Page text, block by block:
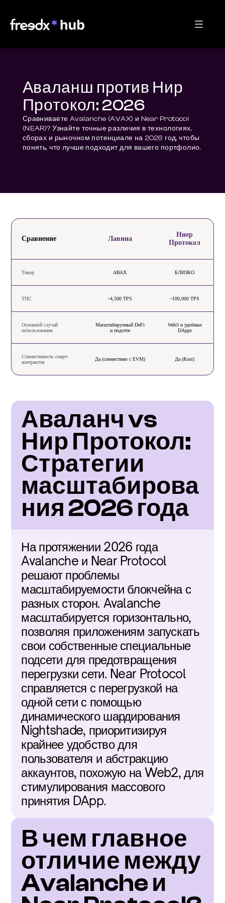
Аваланш против Нир
Протокол: 2026
Сравниваете Avalanche (AVAX) и Near Protocol
(NEAR)? Узнайте точные различия в технологиях,
сборах и рыночном потенциале на 2026 год, чтобы
понять, что лучше подходит для вашего портфолио.
Сравнение Лавина
Ниер
Протокол
Тикер АВАХ БЛИЗКО
ТПС ~4,500 TPS ~100,000 TPS
Основной случай
использования
Масштабируемый DeFi
и подсети
Web3 и удобные
DApps
Совместимость смарт-
контрактов
Да (совместимо с EVM) Да (Rust)
Аваланч vs
Нир Протокол:
Стратегии
масштабирова
ния 2026 года
На протяжении 2026 года
Avalanche и Near Protocol
решают проблемы
масштабируемости блокчейна с
разных сторон. Avalanche
масштабируется горизонтально,
позволяя приложениям запускать
свои собственные специальные
подсети для предотвращения
перегрузки сети. Near Protocol
справляется с перегрузкой на
одной сети с помощью
динамического шардирования
Nightshade, приоритизируя
крайнее удобство для
пользователя и абстракцию
аккаунтов, похожую на Web2, для
стимулирования массового
принятия DApp.
В чем главное
отличие между
Avalanche и